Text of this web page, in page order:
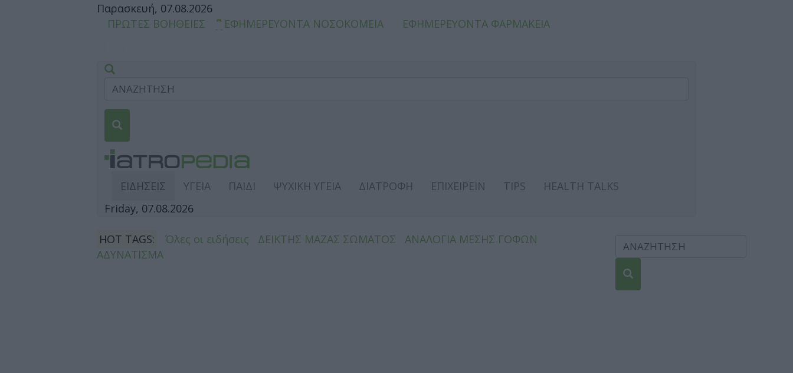
Παρασκευή, 07.08.2026
ΠΡΩΤΕΣ ΒΟΗΘΕΙΕΣ
ΕΦΗΜΕΡΕΥΟΝΤΑ ΝΟΣΟΚΟΜΕΙΑ ΕΦΗΜΕΡΕΥΟΝΤΑ ΦΑΡΜΑΚΕΙΑ
ΕΙΔΗΣΕΙΣ ΥΓΕΙΑ ΠΑΙΔΙ ΨΥΧΙΚΗ ΥΓΕΙΑ ΔΙΑΤΡΟΦΗ ΕΠΙΧΕΙΡΕΙΝ TIPS
HEALTH TALKS
Friday, 07.08.2026
HOT TAGS: Όλες οι ειδήσεις ΔΕΙΚΤΗΣ ΜΑΖΑΣ ΣΩΜΑΤΟΣ
ΑΝΑΛΟΓΙΑ ΜΕΣΗΣ ΓΟΦΩΝ
ΑΔΥΝΑΤΙΣΜΑ